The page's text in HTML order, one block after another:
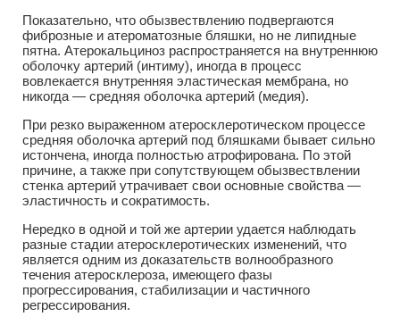
Показательно, что обызвествлению подвергаются
фиброзные и атероматозные бляшки, но не липидные
пятна. Атерокальциноз распространяется на внутреннюю
оболочку артерий (интиму), иногда в процесс
вовлекается внутренняя эластическая мембрана, но
никогда — средняя оболочка артерий (медия).
При резко выраженном атеросклеротическом процессе
средняя оболочка артерий под бляшками бывает сильно
истончена, иногда полностью атрофирована. По этой
причине, а также при сопутствующем обызвествлении
стенка артерий утрачивает свои основные свойства —
эластичность и сократимость.
Нередко в одной и той же артерии удается наблюдать
разные стадии атеросклеротических изменений, что
является одним из доказательств волнообразного
течения атеросклероза, имеющего фазы
прогрессирования, стабилизации и частичного
регрессирования.